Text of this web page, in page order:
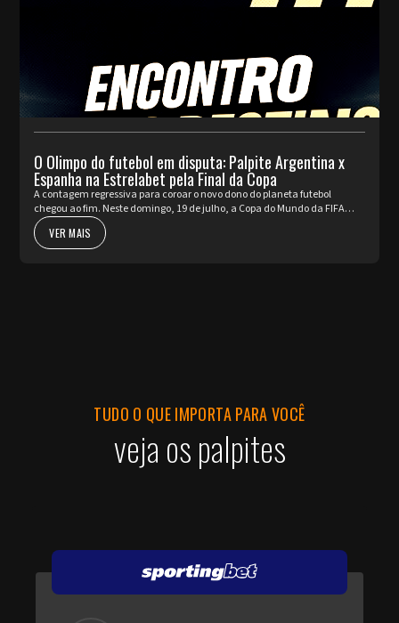
O Olimpo do futebol em disputa: Palpite Argentina x
Espanha na Estrelabet pela Final da Copa
A contagem regressiva para coroar o novo dono do planeta futebol
chegou ao fim. Neste domingo, 19 de julho, a Copa do Mundo da FIFA
2026™ apresenta o seu ato mais nobre e aguardado. Argentina e Espa...
VER MAIS
TUDO O QUE IMPORTA PARA VOCÊ
veja os palpites